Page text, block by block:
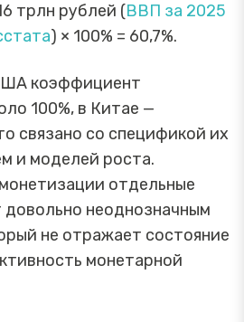
трлн рублей (ВВП за 2025
) × 100% = 60,7%.
коэффициент
100%, в Китае —
связано со спецификой их
и моделей роста.
отдельные
неоднозначным
не отражает состояние
монетарной